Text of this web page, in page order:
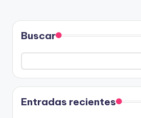
Buscar
Entradas recientes